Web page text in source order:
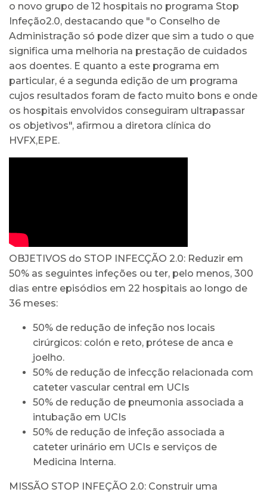
o novo grupo de 12 hospitais no programa Stop
Infeção2.0, destacando que "o Conselho de
Administração só pode dizer que sim a tudo o que
significa uma melhoria na prestação de cuidados
aos doentes. E quanto a este programa em
particular, é a segunda edição de um programa
cujos resultados foram de facto muito bons e onde
os hospitais envolvidos conseguiram ultrapassar
os objetivos", afirmou a diretora clínica do
HVFX,EPE.
OBJETIVOS do STOP INFECÇÃO 2.0: Reduzir em
50% as seguintes infeções ou ter, pelo menos, 300
dias entre episódios em 22 hospitais ao longo de
36 meses:
50% de redução de infeção nos locais
cirúrgicos: colón e reto, prótese de anca e
joelho.
50% de redução de infecção relacionada com
cateter vascular central em UCIs
50% de redução de pneumonia associada a
intubação em UCIs
50% de redução de infeção associada a
cateter urinário em UCIs e serviços de
Medicina Interna.
MISSÃO STOP INFEÇÃO 2.0: Construir uma